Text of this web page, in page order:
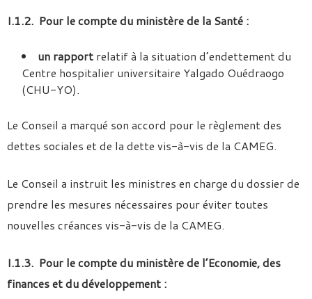
I.1.2. Pour le compte du ministère de la Santé :
un rapport relatif à la situation d’endettement du
Centre hospitalier universitaire Yalgado Ouédraogo
(CHU-YO).
Le Conseil a marqué son accord pour le règlement des
dettes sociales et de la dette vis-à-vis de la CAMEG.
Le Conseil a instruit les ministres en charge du dossier de
prendre les mesures nécessaires pour éviter toutes
nouvelles créances vis-à-vis de la CAMEG.
I.1.3. Pour le compte du ministère de l’Economie, des
finances et du développement :